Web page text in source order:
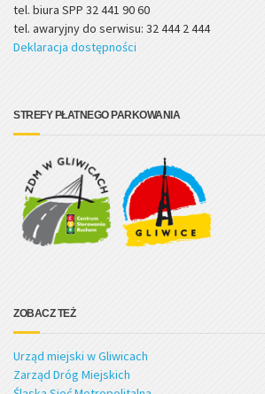
tel. biura SPP 32 441 90 60
tel. awaryjny do serwisu: 32 444 2 444
Deklaracja dostępności
STREFY PŁATNEGO PARKOWANIA
ZOBACZ TEŻ
Urząd miejski w Gliwicach
Zarząd Dróg Miejskich